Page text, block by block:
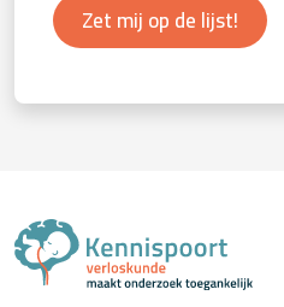
Zet mij op de lijst!